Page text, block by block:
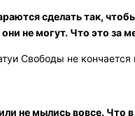
сделать так,
не могут. Что это за
Свободы не кончается
не мылись вовсе. Что